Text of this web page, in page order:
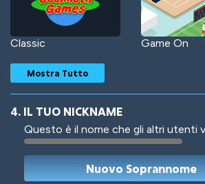
Classic Game On
Woof Jungle Cats
Mostra Tutto
4. IL TUO NICKNAME
Questo è il nome che gli altri utenti